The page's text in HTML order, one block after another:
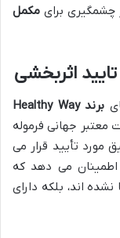
چشمگیری برای مکمل
برند Healthy Way
جهانی فرموله
مورد تأیید قرار می
اطمینان می دهد که
اند، بلکه دارای